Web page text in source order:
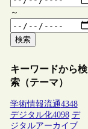
～
検索
キーワードから検
索（テーマ）
学術情報流通4348
デジタル化4098 デ
ジタルアーカイブ